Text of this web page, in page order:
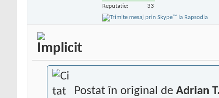
Reputatie: 33
Postat în original de Adrian